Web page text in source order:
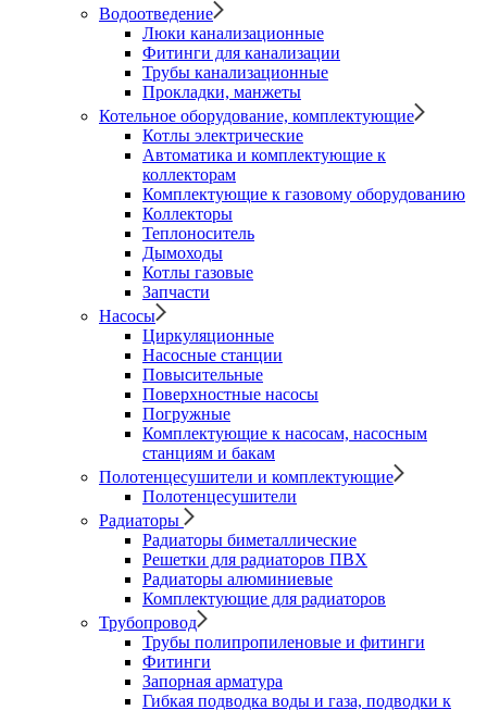
Водоотведение
Люки канализационные
Фитинги для канализации
Трубы канализационные
Прокладки, манжеты
Котельное оборудование, комплектующие
Котлы электрические
Автоматика и комплектующие к
коллекторам
Комплектующие к газовому оборудованию
Коллекторы
Теплоноситель
Дымоходы
Котлы газовые
Запчасти
Насосы
Циркуляционные
Насосные станции
Повысительные
Поверхностные насосы
Погружные
Комплектующие к насосам, насосным
станциям и бакам
Полотенцесушители и комплектующие
Полотенцесушители
Радиаторы
Радиаторы биметаллические
Решетки для радиаторов ПВХ
Радиаторы алюминиевые
Комплектующие для радиаторов
Трубопровод
Трубы полипропиленовые и фитинги
Фитинги
Запорная арматура
Гибкая подводка воды и газа, подводки к